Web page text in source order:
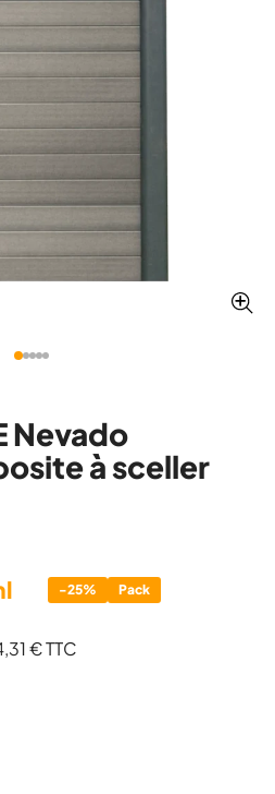
Nevado
à sceller
-25% Pack
€ TTC